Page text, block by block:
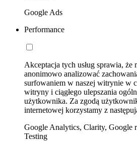
Google Ads
Performance
Akceptacja tych usług sprawia, że
anonimowo analizować
surfowaniem w naszej witrynie w
witryny i ciągłego ulepszania
użytkownika. Za zgodą
internetowej korzystamy z
Google Analytics, Clarity, Google
Testing